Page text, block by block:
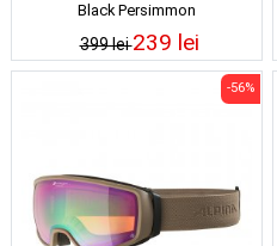
Black Persimmon
399 lei239 lei
-56%